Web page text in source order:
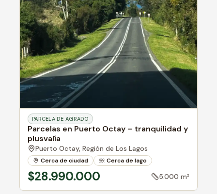
PARCELA DE AGRADO
Parcelas en Puerto Octay – tranquilidad y
plusvalía
Puerto Octay, Región de Los Lagos
Cerca de ciudad Cerca de lago
$28.990.000 5.000 m²